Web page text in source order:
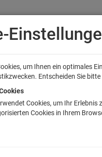
& Spielen Anime Bands
Disney
Am Arsch
um Ihnen ein optimales
Entscheiden Sie
Cookies, um Ihr
Cookies in Ihrem